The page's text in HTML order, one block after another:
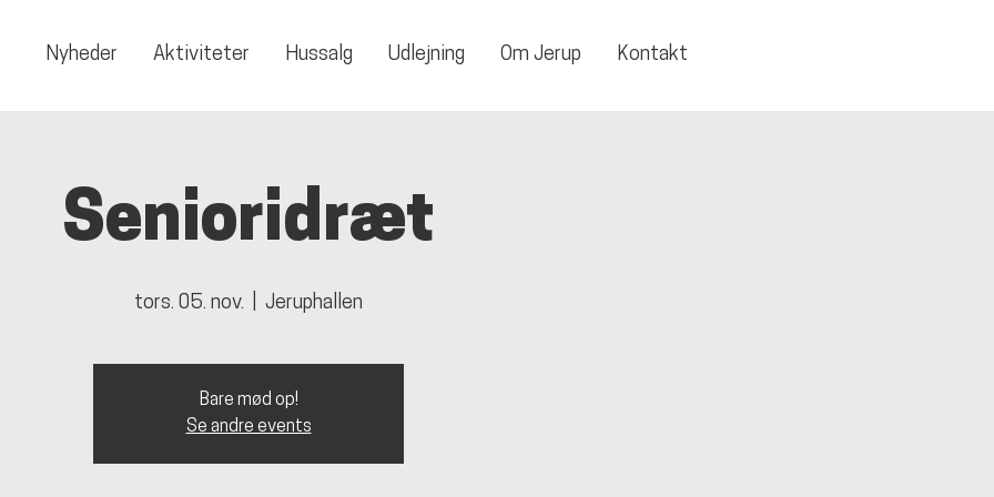
Nyheder Aktiviteter Hussalg Udlejning Om Jerup Kontakt
Senioridræt
tors. 05. nov. Jeruphallen
Bare mød op!
Se andre events